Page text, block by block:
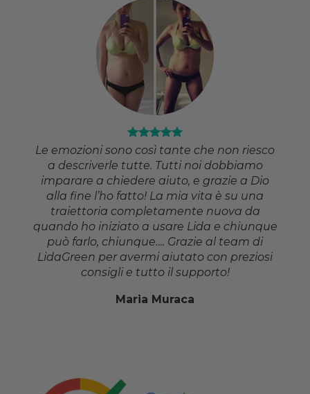
Le emozioni sono così tante che non riesco
a descriverle tutte. Tutti noi dobbiamo
imparare a chiedere aiuto, e grazie a Dio
alla fine l’ho fatto! La mia vita è su una
traiettoria completamente nuova da
quando ho iniziato a usare Lida e chiunque
può farlo, chiunque…. Grazie al team di
LidaGreen per avermi aiutato con preziosi
consigli e tutto il supporto!
Maria Muraca